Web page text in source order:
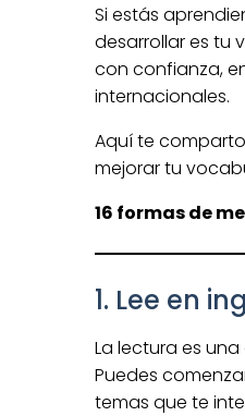
Si estás
desarrollar es tu
con confianza,
internacionales.
Aquí te
mejorar tu
16 formas de
1. Lee en
La lectura es
Puedes
temas que te